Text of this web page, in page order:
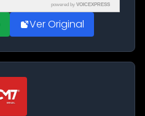
powered by VOICEXPRESS
Ver Original